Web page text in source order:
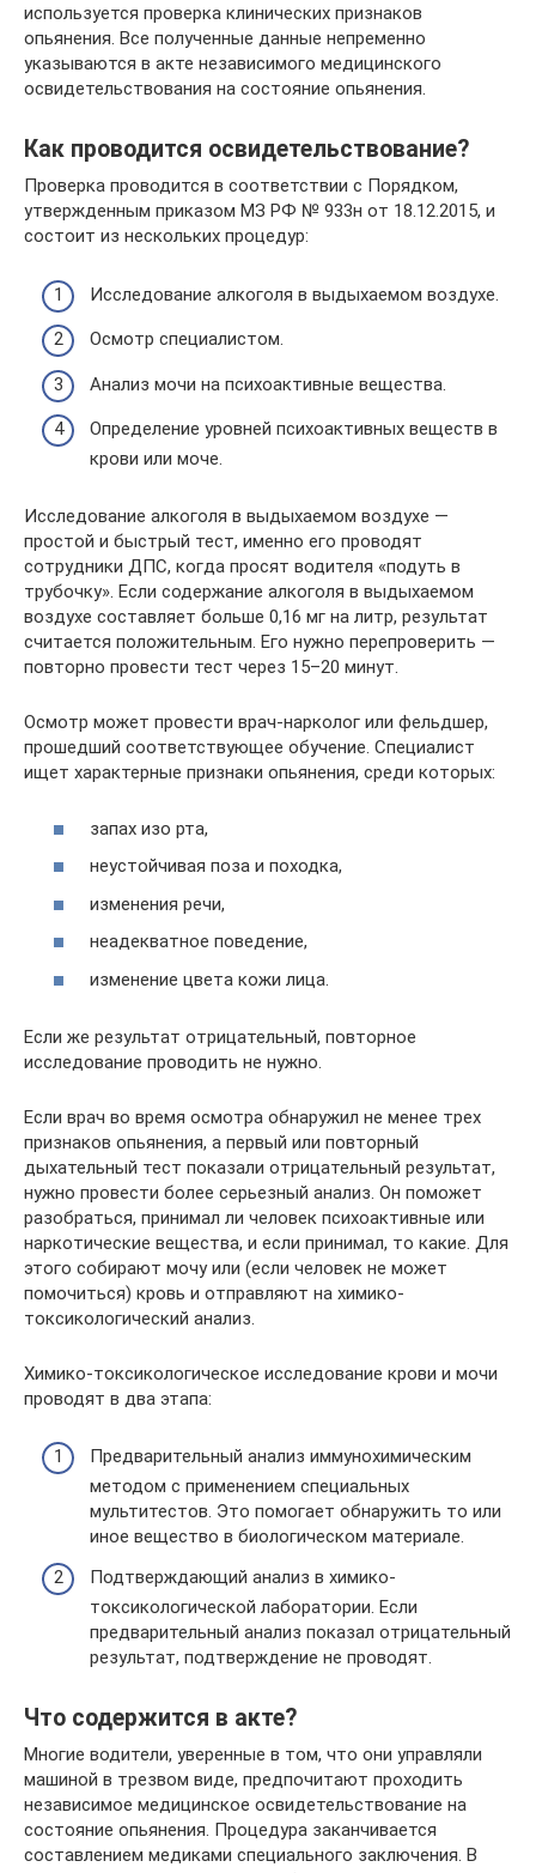
используется проверка клинических признаков
опьянения. Все полученные данные непременно
указываются в акте независимого медицинского
освидетельствования на состояние опьянения.
Как проводится освидетельствование?
Проверка проводится в соответствии с Порядком,
утвержденным приказом МЗ РФ № 933н от 18.12.2015, и
состоит из нескольких процедур:
Исследование алкоголя в выдыхаемом воздухе.
Осмотр специалистом.
Анализ мочи на психоактивные вещества.
Определение уровней психоактивных веществ в
крови или моче.
Исследование алкоголя в выдыхаемом воздухе —
простой и быстрый тест, именно его проводят
сотрудники ДПС, когда просят водителя «подуть в
трубочку». Если содержание алкоголя в выдыхаемом
воздухе составляет больше 0,16 мг на литр, результат
считается положительным. Его нужно перепроверить —
повторно провести тест через 15–20 минут.
Осмотр может провести врач-нарколог или фельдшер,
прошедший соответствующее обучение. Специалист
ищет характерные признаки опьянения, среди которых:
запах изо рта,
неустойчивая поза и походка,
изменения речи,
неадекватное поведение,
изменение цвета кожи лица.
Если же результат отрицательный, повторное
исследование проводить не нужно.
Если врач во время осмотра обнаружил не менее трех
признаков опьянения, а первый или повторный
дыхательный тест показали отрицательный результат,
нужно провести более серьезный анализ. Он поможет
разобраться, принимал ли человек психоактивные или
наркотические вещества, и если принимал, то какие. Для
этого собирают мочу или (если человек не может
помочиться) кровь и отправляют на химико-
токсикологический анализ.
Химико-токсикологическое исследование крови и мочи
проводят в два этапа:
Предварительный анализ иммунохимическим
методом с применением специальных
мультитестов. Это помогает обнаружить то или
иное вещество в биологическом материале.
Подтверждающий анализ в химико-
токсикологической лаборатории. Если
предварительный анализ показал отрицательный
результат, подтверждение не проводят.
Что содержится в акте?
Многие водители, уверенные в том, что они управляли
машиной в трезвом виде, предпочитают проходить
независимое медицинское освидетельствование на
состояние опьянения. Процедура заканчивается
составлением медиками специального заключения. В